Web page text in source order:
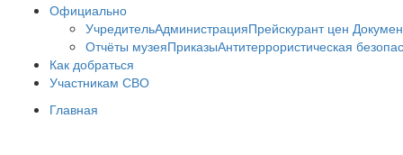
Официально
УчредительАдминистрацияПрейскурант цен
Отчёты музеяПриказыАнтитеррористическая
Как добраться
Участникам СВО
Главная